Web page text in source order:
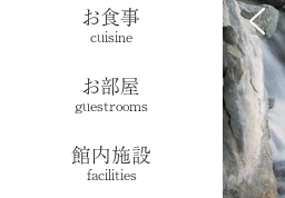
お食事
cuisine
お部屋
guestrooms
館内施設
facilities